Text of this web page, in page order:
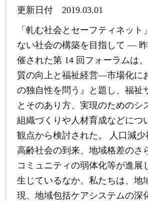
更新日付 2019.03.01
「軋む社会とセーフティネッ
ない社会の構築を目指して ―
催された第 14 回フォーラムは
質の向上と福祉経営―市場化に
の独自性を問う』と題し、福祉
とそのあり方、実現のためのシ
組織づくりや人材育成などにつ
観点から検討された。 人口減少
高齢社会の到来、地域格差のさ
コミュニティの弱体化等が進展
生じているなか、私たちは、地
現、地域包括ケアシステムの深